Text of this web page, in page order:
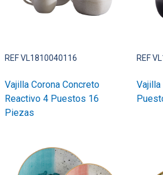
REF VL1810040116
Vajilla Corona Concreto
Reactivo 4 Puestos 16
Piezas
REF
Vajilla